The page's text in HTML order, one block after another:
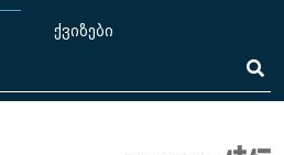
ქვიზები